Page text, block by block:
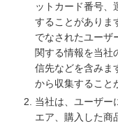
ットカード番号、
することがありま
でなされたユーザ
関する情報を当社
信先などを含みま
から収集すること
当社は、ユーザー
エア、購入した商